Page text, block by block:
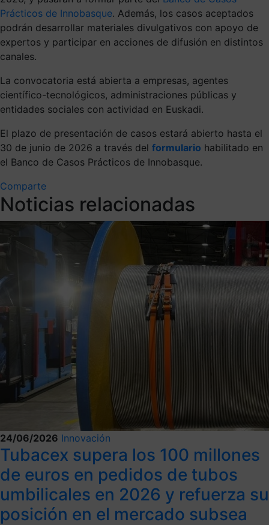
Prácticos de Innobasque. Además, los casos aceptados
podrán desarrollar materiales divulgativos con apoyo de
expertos y participar en acciones de difusión en distintos
canales.
La convocatoria está abierta a empresas, agentes
científico-tecnológicos, administraciones públicas y
entidades sociales con actividad en Euskadi.
El plazo de presentación de casos estará abierto hasta el
30 de junio de 2026 a través del formulario habilitado en
el Banco de Casos Prácticos de Innobasque.
Comparte
Noticias relacionadas
24/06/2026 Innovación
Tubacex supera los 100 millones
de euros en pedidos de tubos
umbilicales en 2026 y refuerza su
posición en el mercado subsea